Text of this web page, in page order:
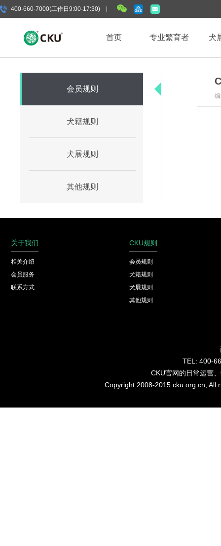
400-660-7000(工作日9:00-17:30) |
首页 专业繁育者 犬
会员规则
犬籍规则
犬展规则
其他规则
关于我们
相关介绍
会员服务
联系方式
CKU规则
会员规则
犬籍规则
犬展规则
其他规则
TEL: 400-
CKU官网的日常运营
Copyright 2008-2015 cku.org.cn,